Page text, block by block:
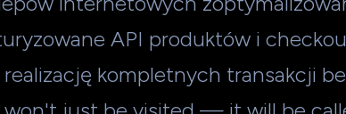
API produktów i
kompletnych transakcji